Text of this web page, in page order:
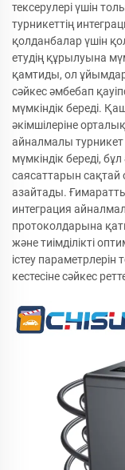
тексерулері үшін
турникеттің
қолданбалар үшін
етудің құрылуына
қамтиды, ол
сәйкес әмбебап
мүмкіндік береді.
әкімшілеріне
айналмалы
мүмкіндік береді,
саясаттарын
азайтады.
интеграция
протоколдарына
және тиімділікті
істеу
кестесіне сәйкес